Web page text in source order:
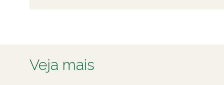
Veja mais